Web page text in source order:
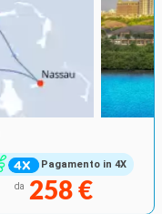
Pagamento in 4X
da 258 €